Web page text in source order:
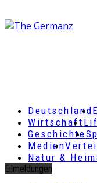
Deutschland
Wirtschaft
Geschichte
Medien
Natur &
Eilmeldungen